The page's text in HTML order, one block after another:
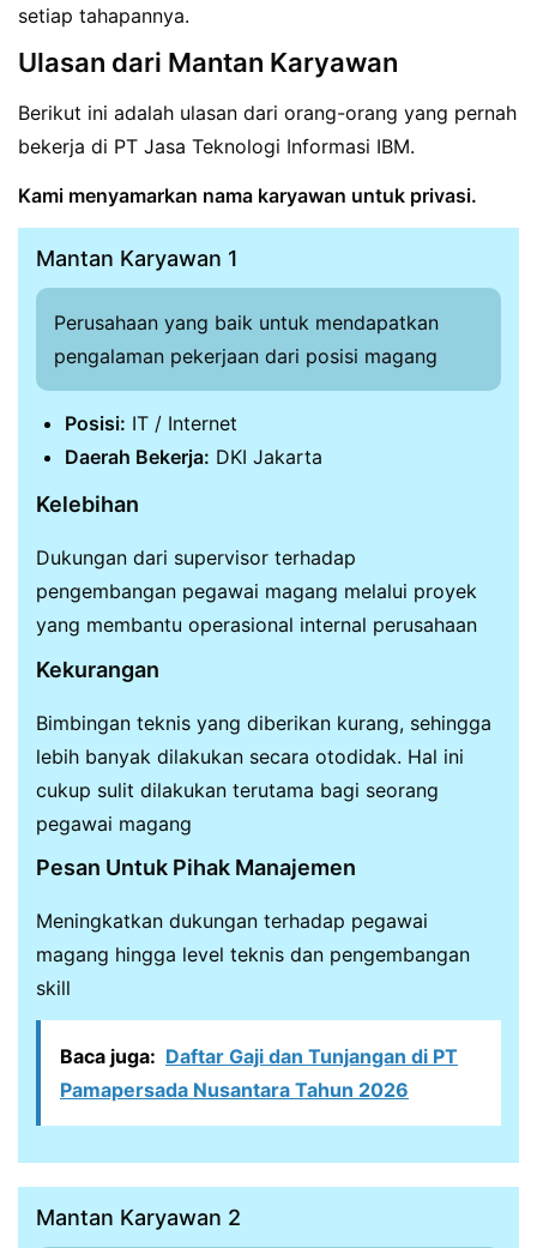
setiap tahapannya.
Ulasan dari Mantan Karyawan
Berikut ini adalah ulasan dari orang-orang yang pernah
bekerja di PT Jasa Teknologi Informasi IBM.
Kami menyamarkan nama karyawan untuk privasi.
Mantan Karyawan 1
Perusahaan yang baik untuk mendapatkan
pengalaman pekerjaan dari posisi magang
Posisi: IT / Internet
Daerah Bekerja: DKI Jakarta
Kelebihan
Dukungan dari supervisor terhadap
pengembangan pegawai magang melalui proyek
yang membantu operasional internal perusahaan
Kekurangan
Bimbingan teknis yang diberikan kurang, sehingga
lebih banyak dilakukan secara otodidak. Hal ini
cukup sulit dilakukan terutama bagi seorang
pegawai magang
Pesan Untuk Pihak Manajemen
Meningkatkan dukungan terhadap pegawai
magang hingga level teknis dan pengembangan
skill
Baca juga: Daftar Gaji dan Tunjangan di PT
Pamapersada Nusantara Tahun 2026
Mantan Karyawan 2